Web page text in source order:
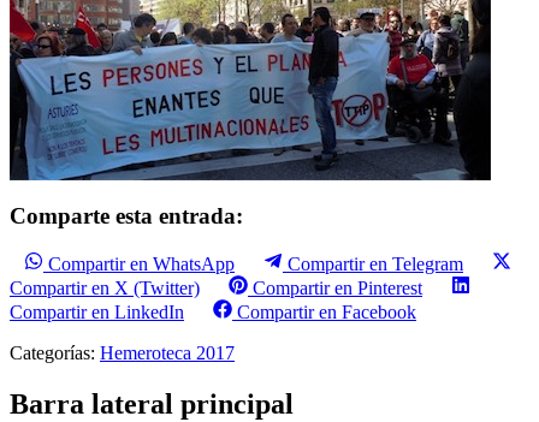
Comparte esta entrada:
Compartir en WhatsApp
Compartir en Telegram
Compartir en X (Twitter)
Compartir en Pinterest
Compartir en LinkedIn
Compartir en Facebook
Categorías: Hemeroteca 2017
Barra lateral principal